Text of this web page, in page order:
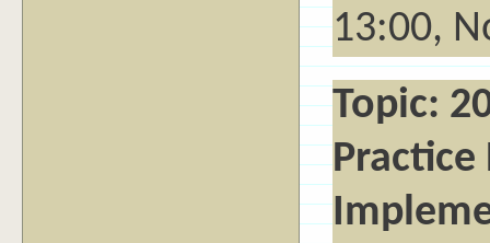
13:00,
Topic:
Practice